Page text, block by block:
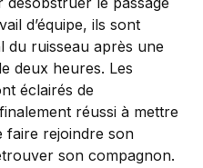
d’équipe, ils sont
du ruisseau après une
deux heures. Les
éclairés de
réussi à mettre
faire rejoindre son
son compagnon.